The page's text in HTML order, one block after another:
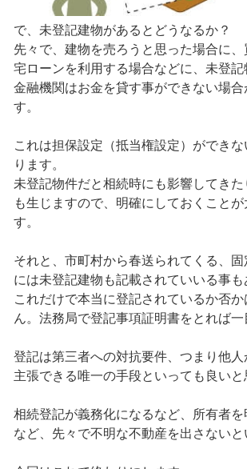
で、未登記建物があるとどうなるか？
先々で、建物を売ろうと思った場合に
宅ローンを利用する場合などに、未登記
金融機関はお金を貸す事ができない場
す。
これは担保設定（抵当権設定）ができ
ります。
未登記物件だと相続時にも影響してき
も生じますので、明確にしておくことが
す。
それと、市町村から春送られてくる、
には未登記建物も記載されていいる事も
これだけで本当に登記されているか否
ん。法務局で登記事項証明書をとれば一
登記は第三者への対抗要件、つまり他人
主張できる唯一の手段といっても良いと
相続登記が義務化になるなど、所有者を
など、先々で不明な不動産を出さないと